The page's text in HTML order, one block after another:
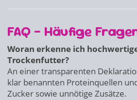
FAQ – Häufige
Woran erkenne ich
Trockenfutter?
An einer transparenten
klar benannten Proteinquellen
Zucker sowie unnötige Zusätze.